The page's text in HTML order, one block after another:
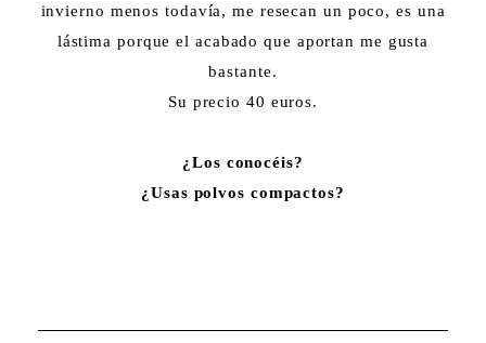
invierno menos todavía, me resecan un poco, es una
lástima porque el acabado que aportan me gusta
bastante.
Su precio 40 euros.
¿Los conocéis?
¿Usas polvos compactos?